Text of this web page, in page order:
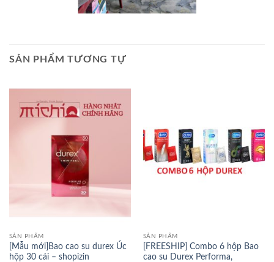
SẢN PHẨM TƯƠNG TỰ
SẢN PHẨM
[Mẫu mới]Bao cao su durex Úc
hộp 30 cái – shopizin
SẢN PHẨM
[FREESHIP] Combo 6 hộp Bao
cao su Durex Performa,